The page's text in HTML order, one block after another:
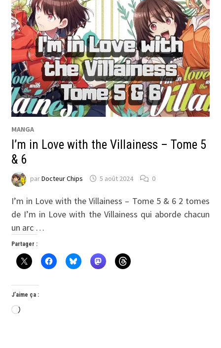
MANGA
I’m in Love with the Villainess – Tome 5
& 6
parDocteur Chips 5 août 2024 0
I’m in Love with the Villainess – Tome 5 & 6 2 tomes
de I’m in Love with the Villainess qui aborde chacun
un arc …
Partager :
J’aime ça :
Chargement…